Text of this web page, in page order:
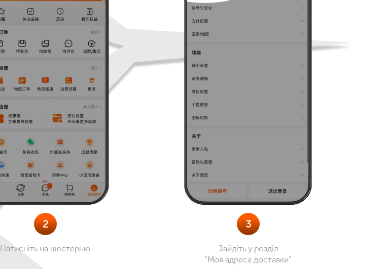
2
Натисніть на шестерню
3
Зайдіть у розділ
“Моя адреса доставки”